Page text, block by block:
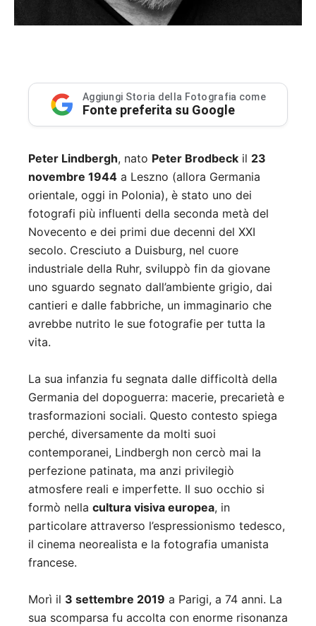
Aggiungi Storia della Fotografia come
Fonte preferita su Google
Peter Lindbergh, nato Peter Brodbeck il 23
novembre 1944 a Leszno (allora Germania
orientale, oggi in Polonia), è stato uno dei
fotografi più influenti della seconda metà del
Novecento e dei primi due decenni del XXI
secolo. Cresciuto a Duisburg, nel cuore
industriale della Ruhr, sviluppò fin da giovane
uno sguardo segnato dall’ambiente grigio, dai
cantieri e dalle fabbriche, un immaginario che
avrebbe nutrito le sue fotografie per tutta la
vita.
La sua infanzia fu segnata dalle difficoltà della
Germania del dopoguerra: macerie, precarietà e
trasformazioni sociali. Questo contesto spiega
perché, diversamente da molti suoi
contemporanei, Lindbergh non cercò mai la
perfezione patinata, ma anzi privilegiò
atmosfere reali e imperfette. Il suo occhio si
formò nella cultura visiva europea, in
particolare attraverso l’espressionismo tedesco,
il cinema neorealista e la fotografia umanista
francese.
Morì il 3 settembre 2019 a Parigi, a 74 anni. La
sua scomparsa fu accolta con enorme risonanza